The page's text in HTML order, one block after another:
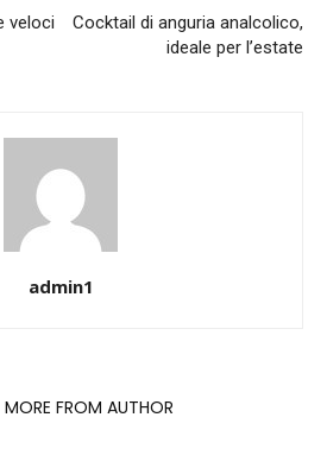
veloci
Cocktail di anguria analcolico,
ideale per l’estate
admin1
MORE FROM AUTHOR